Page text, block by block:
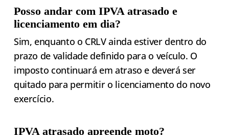
Posso andar com IPVA atrasado e
licenciamento em dia?
Sim, enquanto o CRLV ainda estiver dentro do
prazo de validade definido para o veículo. O
imposto continuará em atraso e deverá ser
quitado para permitir o licenciamento do novo
exercício.
IPVA atrasado apreende moto?